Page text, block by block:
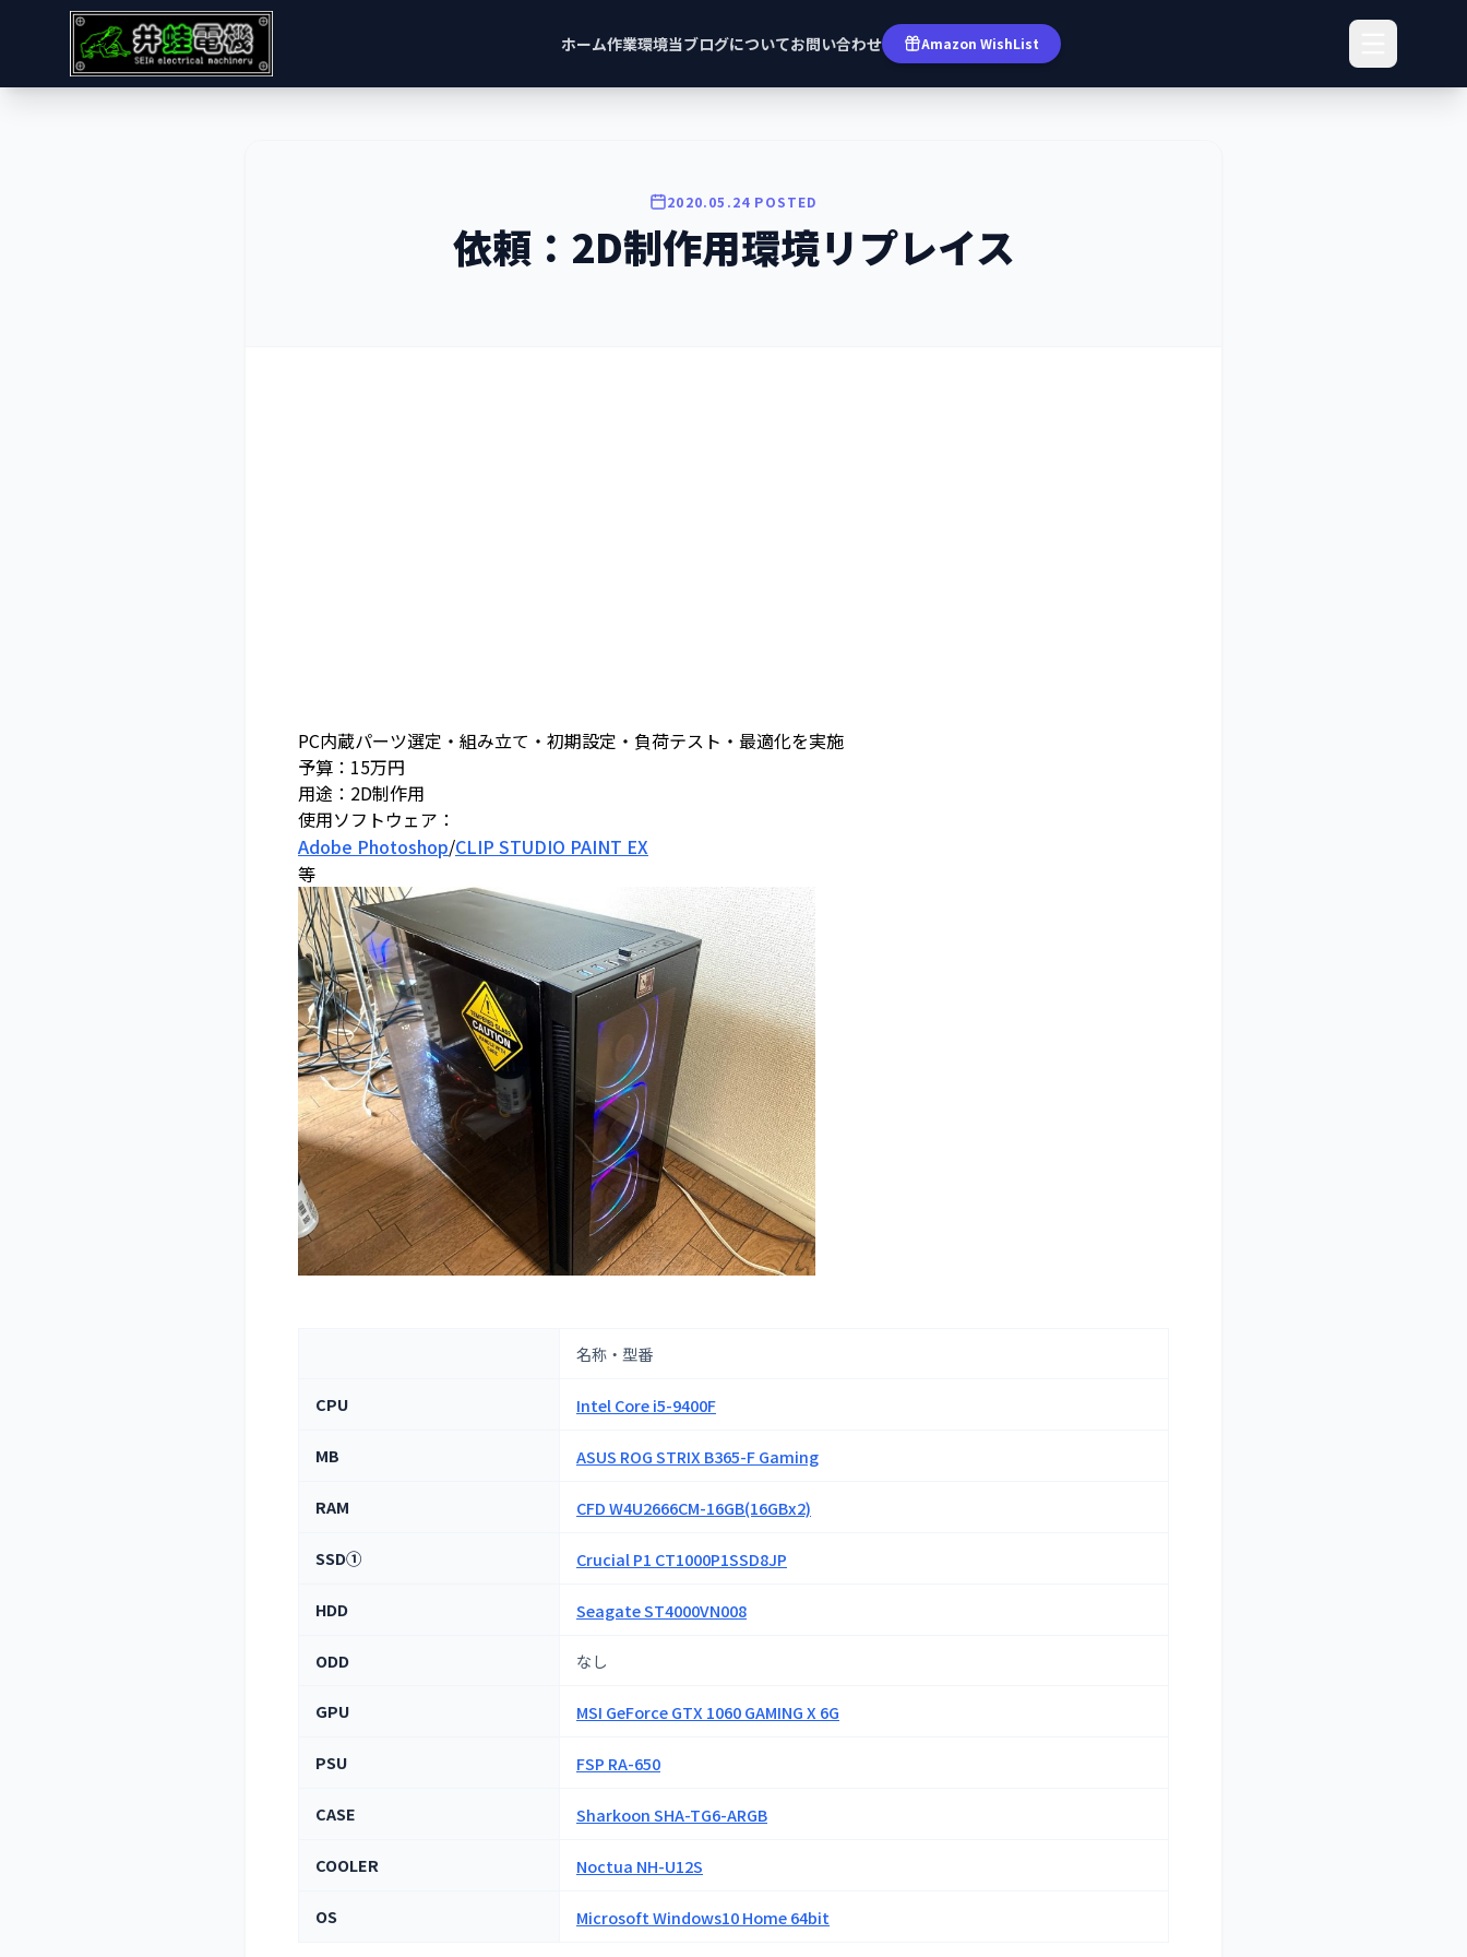
ホーム作業環境当ブログについてお問い合わせ Amazon WishList
2020.05.24 POSTED
依頼：2D制作用環境リプレイス
PC内蔵パーツ選定・組み立て・初期設定・負荷テスト・最適化を実施
予算：15万円
用途：2D制作用
使用ソフトウェア：
Adobe Photoshop/CLIP STUDIO PAINT EX
等
名称・型番
CPU Intel Core i5-9400F
MB ASUS ROG STRIX B365-F Gaming
RAM CFD W4U2666CM-16GB(16GBx2)
SSD① Crucial P1 CT1000P1SSD8JP
HDD Seagate ST4000VN008
ODD なし
GPU MSI GeForce GTX 1060 GAMING X 6G
PSU FSP RA-650
CASE Sharkoon SHA-TG6-ARGB
COOLER Noctua NH-U12S
OS Microsoft Windows10 Home 64bit